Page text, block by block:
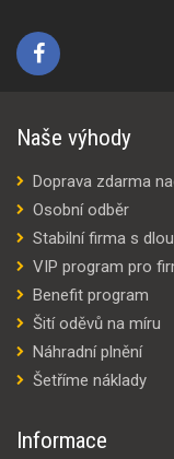
Naše výhody
Doprava zdarma
Osobní odběr
Stabilní firma s
VIP program pro
Benefit program
Šití oděvů na míru
Náhradní plnění
Šetříme náklady
Informace